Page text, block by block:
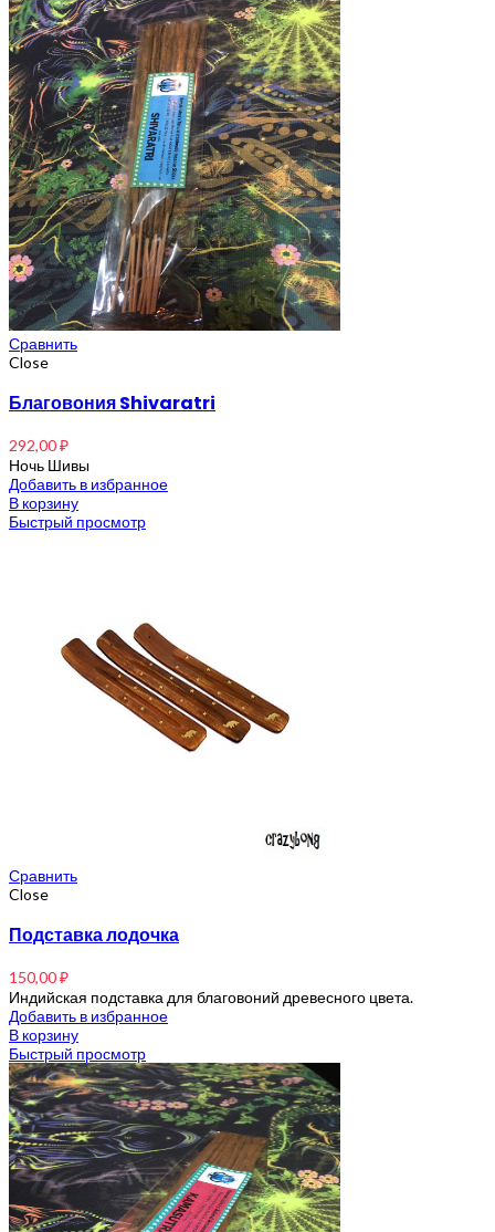
Сравнить
Close
Благовония Shivaratri
292,00₽
Ночь Шивы
Добавить в избранное
В корзину
Быстрый просмотр
Сравнить
Close
Подставка лодочка
150,00₽
Индийская подставка для благовоний древесного цвета.
Добавить в избранное
В корзину
Быстрый просмотр